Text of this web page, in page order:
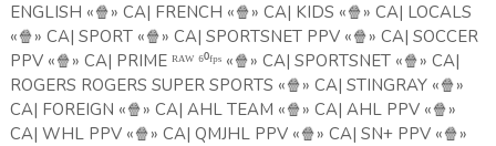
ENGLISH «🍿» CA| FRENCH «🍿» CA| KIDS «🍿» CA| LOCALS
«🍿» CA| SPORT «🍿» CA| SPORTSNET PPV «🍿» CA| SOCCER
PPV «🍿» CA| PRIME ᴿᴬᵂ ⁶⁰ᶠᵖˢ «🍿» CA| SPORTSNET «🍿» CA|
ROGERS ROGERS SUPER SPORTS «🍿» CA| STINGRAY «🍿»
CA| FOREIGN «🍿» CA| AHL TEAM «🍿» CA| AHL PPV «🍿»
CA| WHL PPV «🍿» CA| QMJHL PPV «🍿» CA| SN+ PPV «🍿»